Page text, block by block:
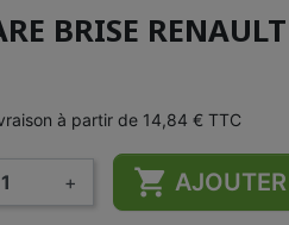
BRISE
à partir de 14,84 € TTC
+ 